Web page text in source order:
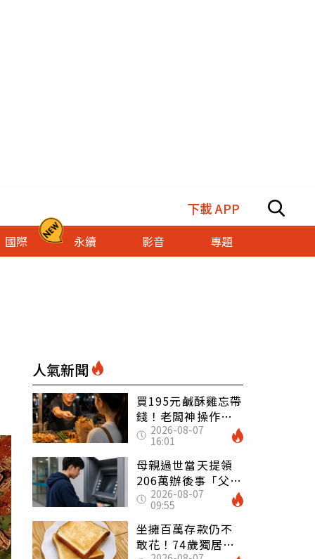
下載 APP
國際 永續 影音 專題
人氣新聞
買195元鹹酥雞忘帶
錢！老闆神操作
「倒找5元」 全網
看哭：這就是台灣
2026-08-07
16:01
母親過世當天提領
206萬辦後事「父子
遭判刑」 律師：
搶錢先下手是罪
2026-08-07
09:55
坐擁百萬存款仍不
敢花！74歲獨居翁